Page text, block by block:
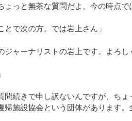
ょっと無茶な質問だよ。今の時点で
とで次の方。では岩上さん」
ジャーナリストの岩上です。よろ
問続きで申し訳ないんですが、ち
帰施設協会という団体があります